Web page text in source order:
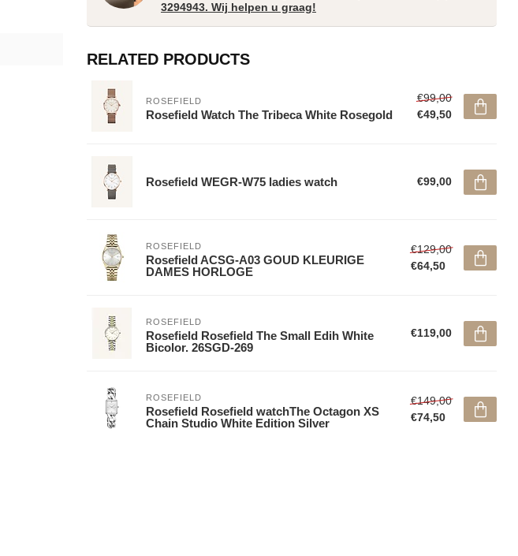
3294943. Wij helpen u graag!
RELATED PRODUCTS
ROSEFIELD
Rosefield Watch The Tribeca White Rosegold
€99,00
€49,50
Rosefield WEGR-W75 ladies watch €99,00
ROSEFIELD
Rosefield ACSG-A03 GOUD KLEURIGE
DAMES HORLOGE
€129,00
€64,50
ROSEFIELD
Rosefield Rosefield The Small Edih White
Bicolor. 26SGD-269
€119,00
ROSEFIELD
Rosefield Rosefield watchThe Octagon XS
Chain Studio White Edition Silver
€149,00
€74,50